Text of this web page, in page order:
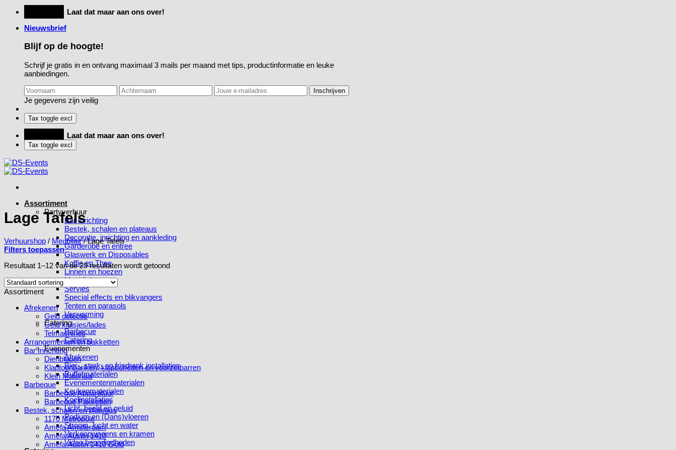
inhoud
Laat dat maar aan ons over!
Nieuwsbrief
Blijf op de hoogte!
Schrijf je gratis in en ontvang maximaal 3 mails per maand met tips, productinformatie en leuke
aanbiedingen.
Je gegevens zijn veilig
Laat dat maar aan ons over!
Assortiment
Partyverhuur
Bar Inrichting
Bestek, schalen en plateaus
Decoratie, inrichting en aankleding
Garderobe en entree
Glaswerk en Disposables
Koffie en Thee
Linnen en hoezen
Meubilair
Servies
Special effects en blikvangers
Tenten en parasols
Verwarming
Catering
Barbecue
Catering
Evenementen
Afrekenen
Bier-, sterk- en frisdrank installaties
Buffetmaterialen
Evenementenmaterialen
Keukenmaterialen
Koelinstallaties
Licht, beeld en geluid
Podium en (Dans)vloeren
Stroom, lucht en water
Verkoopwagens en kramen
Video benodigdheden
Lage Tafels
Verhuurshop / Meubilair /Lage Tafels
Filters toepassen
Resultaat 1–12 van de 29 resultaten wordt getoond
Assortiment
Afrekenen
Geld detectie
Geld kluisjes/lades
Telmachines
Arrangementen en pakketten
Bar Inrichting
Dienbladen
Klaptoonbanken, klapbuffetten en voorzetbarren
Klein Materiaal
Barbeque
Barbeque Apparatuur
Barbeque Pakketten
Bestek, schalen en plateaus
1170 Metropole
Amefa Amsterdam
Amefa Austin 1410
Amefa Austin 1410 Gold